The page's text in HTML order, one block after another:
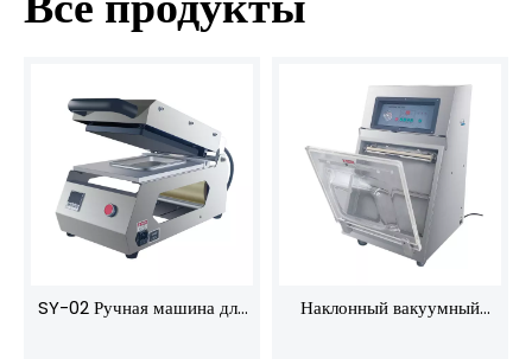
SY-02 Ручная машина для
Наклонный вакуумный